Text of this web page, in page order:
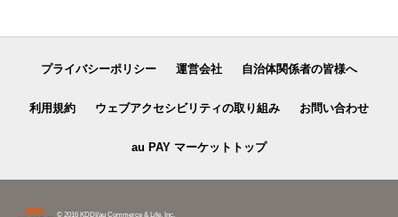
プライバシーポリシー 運営会社 自治体関係者の皆様へ
利用規約 ウェブアクセシビリティの取り組み お問い合わせ
au PAY マーケットトップ
© 2016 KDDI/au Commerce & Life, Inc.